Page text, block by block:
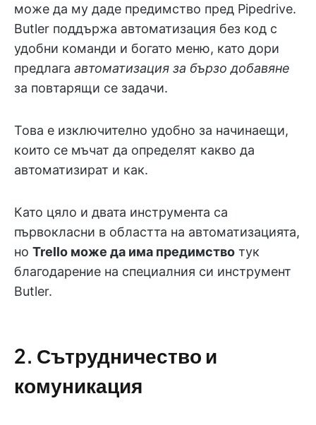
може да му даде предимство пред Pipedrive.
Butler поддържа автоматизация без код с
удобни команди и богато меню, като дори
предлага автоматизация за бързо добавяне
за повтарящи се задачи.
Това е изключително удобно за начинаещи,
които се мъчат да определят какво да
автоматизират и как.
Като цяло и двата инструмента са
първокласни в областта на автоматизацията,
но Trello може да има предимство тук
благодарение на специалния си инструмент
Butler.
2. Сътрудничество и
комуникация